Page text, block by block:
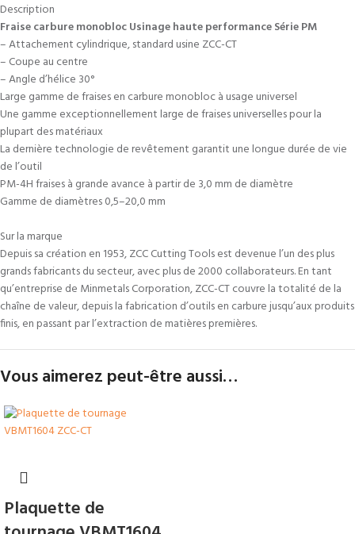
Description
Fraise carbure monobloc Usinage haute performance Série PM
– Attachement cylindrique, standard usine ZCC-CT
– Coupe au centre
– Angle d’hélice 30°
Large gamme de fraises en carbure monobloc à usage universel
Une gamme exceptionnellement large de fraises universelles pour la
plupart des matériaux
La dernière technologie de revêtement garantit une longue durée de vie
de l’outil
PM-4H fraises à grande avance à partir de 3,0 mm de diamètre
Gamme de diamètres 0,5–20,0 mm
Sur la marque
Depuis sa création en 1953, ZCC Cutting Tools est devenue l’un des plus
grands fabricants du secteur, avec plus de 2000 collaborateurs. En tant
qu’entreprise de Minmetals Corporation, ZCC-CT couvre la totalité de la
chaîne de valeur, depuis la fabrication d’outils en carbure jusqu’aux produits
finis, en passant par l’extraction de matières premières.
Vous aimerez peut-être aussi…
Plaquette de